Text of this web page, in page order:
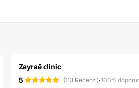
Zayraē clinic
5
(113 Recenzí)·100%